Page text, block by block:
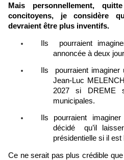
Mais personnel lement,
concitoyens, je considère
devraient être plus inventifs.
Ils pourraient
annoncée à deux
Ils pourraient
Jean-Luc
2027 si DREME
municipales.
Ils pourraient
décidé qu’il
présidentielle si il est
Ce ne serait pas plus crédible